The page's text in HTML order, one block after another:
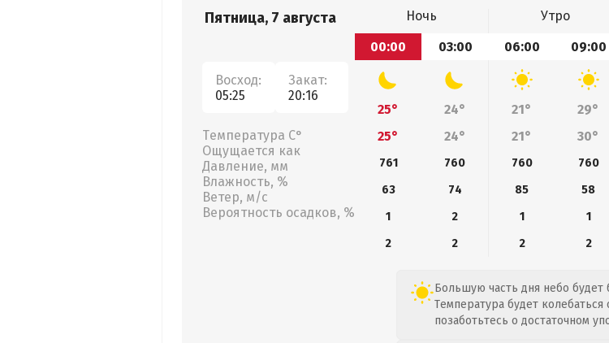
Пятница, 7 августа
Восход:
05:25
Закат:
20:16
Температура С°
Ощущается как
Давление, мм
Влажность, %
Ветер, м/с
Вероятность осадков, %
Ночь Утро
00:00
03:00 06:00 09:00
25° 24° 21° 29°
25°
24° 21° 30°
761 760 760 760
63
74 85 58
1
2 1 1
2
2 2 2
Большую часть дня небо
Температура будет колебаться
позаботьтесь о достаточном